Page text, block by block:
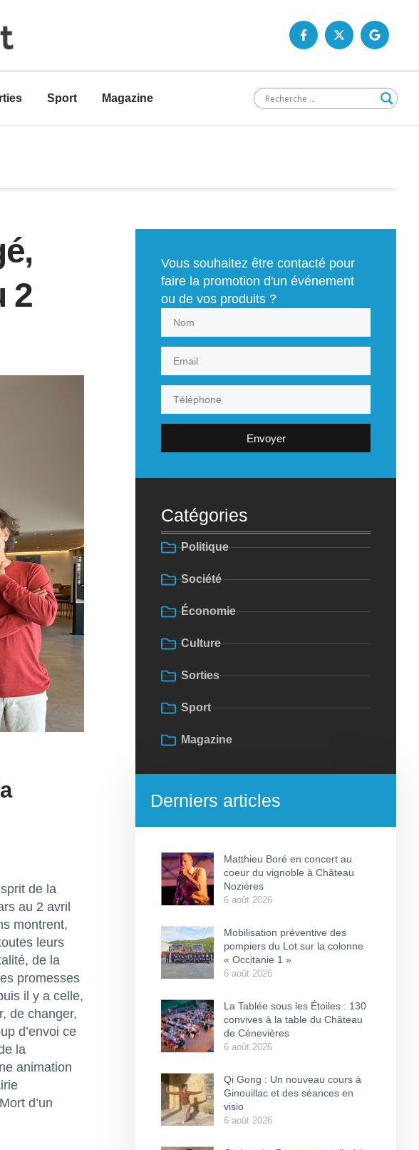
Sport Magazine
2
de la
au 2 avril
montrent,
leurs
de la
promesses
il y a celle,
de changer,
d’envoi ce
la
animation
d’un
Vous souhaitez être contacté pour
faire la promotion d'un événement
ou de vos produits ?
Envoyer
Catégories
Politique
Société
Économie
Culture
Sorties
Sport
Magazine
Derniers articles
Matthieu Boré en concert au
coeur du vignoble à Château
Nozières
6 août 2026
Mobilisation préventive des
pompiers du Lot sur la colonne
« Occitanie 1 »
6 août 2026
La Tablée sous les Étoiles : 130
convives à la table du Château
de Cénevières
6 août 2026
Qi Gong : Un nouveau cours à
Ginouillac et des séances en
visio
6 août 2026